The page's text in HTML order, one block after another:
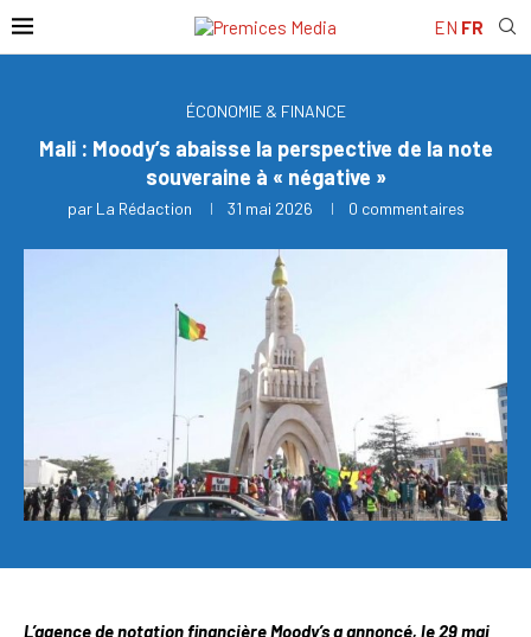
EN FR
ÉCONOMIE & FINANCE
Mali : Moody’s abaisse la perspective de la note
souveraine à « négative »
par La Rédaction 31 mai 2026 0 commentaires
L’agence de notation financière Moody’s a annoncé, le 29 mai